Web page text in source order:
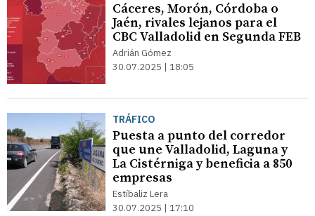
Cáceres, Morón, Córdoba o
Jaén, rivales lejanos para el
CBC Valladolid en Segunda FEB
Adrián Gómez
30.07.2025 | 18:05
TRÁFICO
Puesta a punto del corredor
que une Valladolid, Laguna y
La Cistérniga y beneficia a 850
empresas
Estíbaliz Lera
30.07.2025 | 17:10